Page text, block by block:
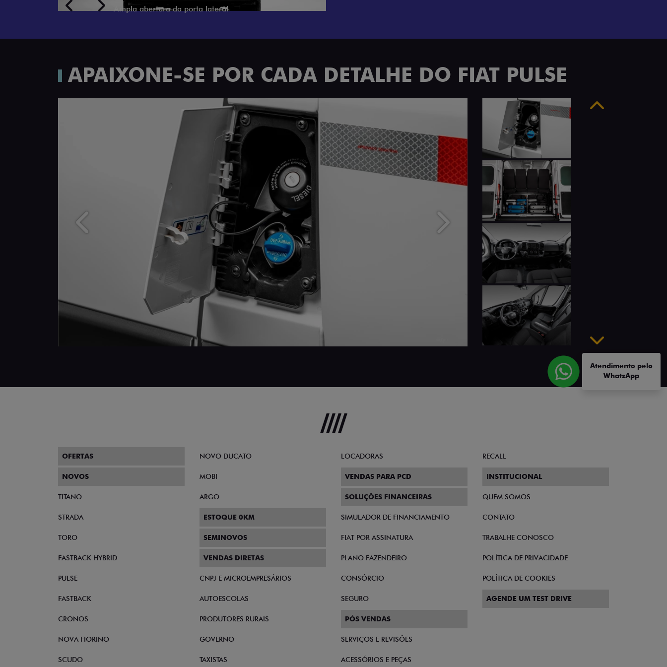
PreviousNext
APAIXONE-SE POR CADA DETALHE DO FIAT PULSE
Anterior Próximo
Anterior
Próximo
Atendimento pelo
WhatsApp
OFERTAS
NOVOS
TITANO
STRADA
TORO
FASTBACK HYBRID
PULSE
FASTBACK
CRONOS
NOVA FIORINO
SCUDO
NOVO DUCATO
MOBI
ARGO
ESTOQUE 0KM
SEMINOVOS
VENDAS DIRETAS
CNPJ E MICROEMPRESÁRIOS
AUTOESCOLAS
PRODUTORES RURAIS
GOVERNO
TAXISTAS
LOCADORAS
VENDAS PARA PCD
SOLUÇÕES FINANCEIRAS
SIMULADOR DE FINANCIAMENTO
FIAT POR ASSINATURA
PLANO FAZENDEIRO
CONSÓRCIO
SEGURO
PÓS VENDAS
SERVIÇOS E REVISÕES
ACESSÓRIOS E PEÇAS
RECALL
INSTITUCIONAL
QUEM SOMOS
CONTATO
TRABALHE CONOSCO
POLÍTICA DE PRIVACIDADE
POLÍTICA DE COOKIES
AGENDE UM TEST DRIVE